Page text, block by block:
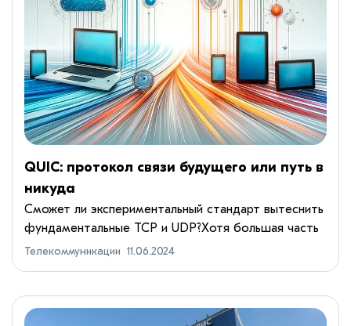
QUIC: протокол связи будущего или путь в
никуда
Сможет ли экспериментальный стандарт вытеснить
фундаментальные TCP и UDP?Хотя большая часть
нашей жизни сейчас находится в Интернете, мы
Телекоммуникации 11.06.2024